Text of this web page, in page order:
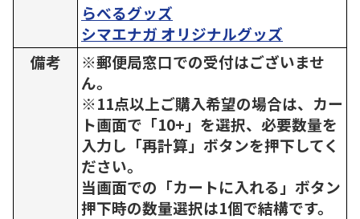
らべるグッズ
シマエナガ オリジナルグッズ
備考
※郵便局窓口での受付はございませ
ん。
※11点以上ご購入希望の場合は、カー
ト画面で「10+」を選択、必要数量を
入力し「再計算」ボタンを押下してく
ださい。
当画面での「カートに入れる」ボタン
押下時の数量選択は1個で結構です。